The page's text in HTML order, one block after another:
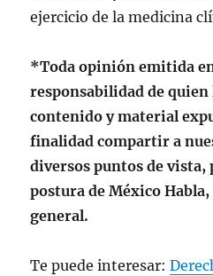
ejercicio de la medicina
*Toda opinión emitida
responsabilidad de
contenido y material
finalidad compartir a
diversos puntos de vista,
postura de México
general.
Te puede interesar: